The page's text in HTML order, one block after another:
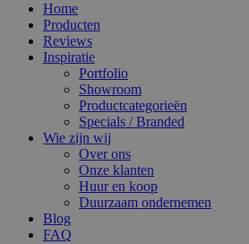
Home
Producten
Reviews
Inspiratie
Portfolio
Showroom
Productcategorieën
Specials / Branded
Wie zijn wij
Over ons
Onze klanten
Huur en koop
Duurzaam ondernemen
Blog
FAQ